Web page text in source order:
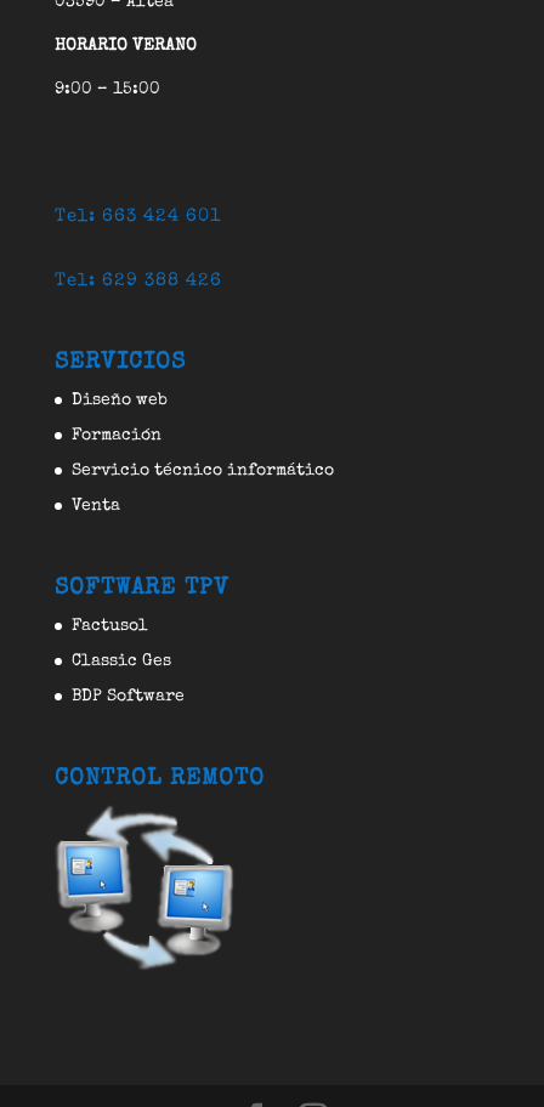
HORARIO VERANO
9:00 – 15:00
Tel: 663 424 601
Tel: 629 388 426
SERVICIOS
Diseño web
Formación
Servicio técnico informático
Venta
SOFTWARE TPV
Factusol
Classic Ges
BDP Software
CONTROL REMOTO